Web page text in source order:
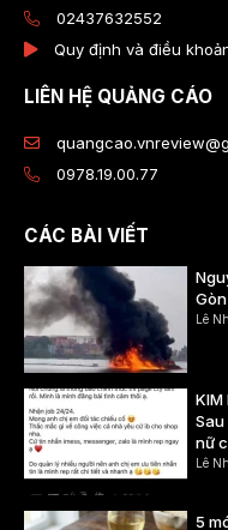
02437632552
Quy định và điều
LIÊN HỆ QUẢNG CÁO
0978.19.00.77
CÁC BÀI VIẾT
Lê
KIM
nữ
Lê
5